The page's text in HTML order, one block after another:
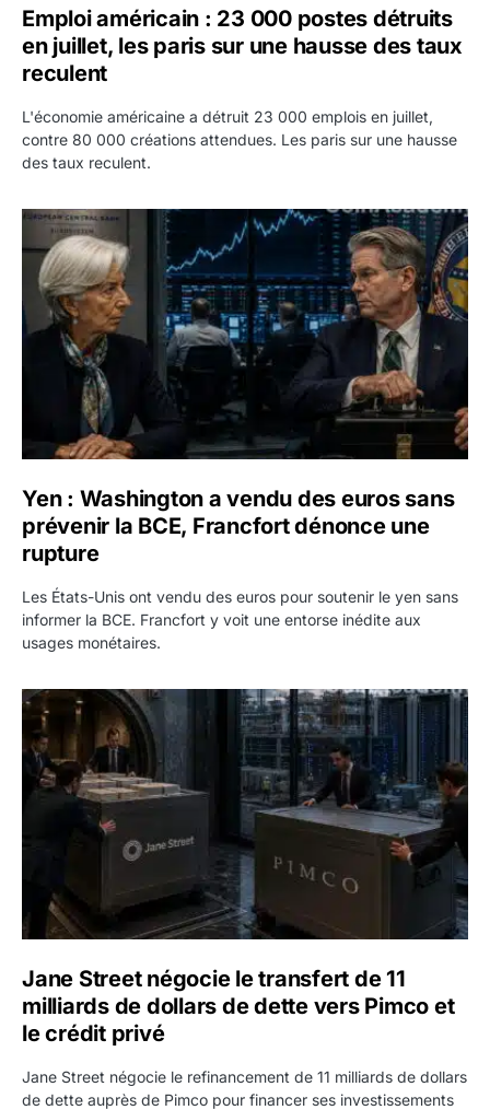
Emploi américain : 23 000 postes détruits
en juillet, les paris sur une hausse des taux
reculent
L'économie américaine a détruit 23 000 emplois en juillet,
contre 80 000 créations attendues. Les paris sur une hausse
des taux reculent.
Yen : Washington a vendu des euros sans prévenir la
Yen : Washington a vendu des euros sans
prévenir la BCE, Francfort dénonce une
rupture
Les États-Unis ont vendu des euros pour soutenir le yen sans
informer la BCE. Francfort y voit une entorse inédite aux
usages monétaires.
Jane Street négocie le transfert de 11 milliards de
Jane Street négocie le transfert de 11
milliards de dollars de dette vers Pimco et
le crédit privé
Jane Street négocie le refinancement de 11 milliards de dollars
de dette auprès de Pimco pour financer ses investissements